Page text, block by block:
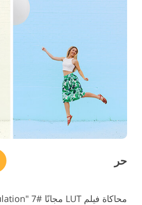
حر
محاكاة فيلم LUT مجانًا #7 "Film Emulation"